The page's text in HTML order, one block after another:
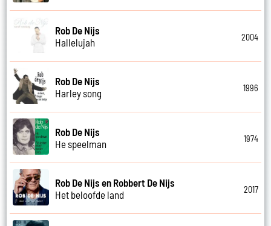
Rob De Nijs
Hallelujah
2004
Rob De Nijs
Harley song
1996
Rob De Nijs
He speelman
1974
Rob De Nijs en Robbert De Nijs
Het beloofde land
2017